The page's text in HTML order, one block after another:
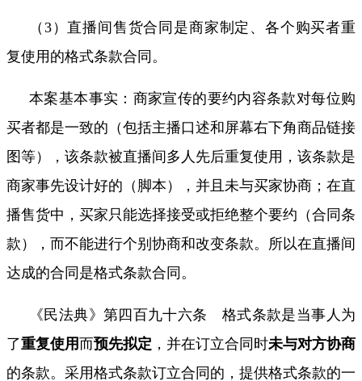
（ 3）直播间售货合同是商家制定、各个购买者重
复使用的格式条款合同。
本案基本事实：商家宣传的要约内容条款对每位购
买者都是一致的（包括主播口述和屏幕右下角商品链接
图等），该条款被直播间多人先后重复使用，该条款是
商家事先设计好的（脚本），并且未与买家协商；在直
播售货中，买家只能选择接受或拒绝整个要约（合同条
款），而不能进行个别协商和改变条款。所以在直播间
达成的合同是格式条款合同。
《民法典》第四百九十六条 格式条款是当事人为
了重复使用而预先拟定 ，并在订立合同时未与对方协商
的条款。采用格式条款订立合同的，提供格式条款的一